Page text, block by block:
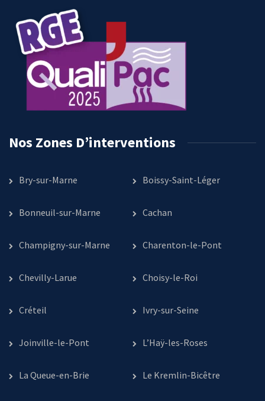
Nos Zones D’interventions
Bry-sur-Marne Boissy-Saint-Léger
Bonneuil-sur-Marne Cachan
Champigny-sur-Marne Charenton-le-Pont
Chevilly-Larue Choisy-le-Roi
Créteil Ivry-sur-Seine
Joinville-le-Pont L’Haÿ-les-Roses
La Queue-en-Brie Le Kremlin-Bicêtre